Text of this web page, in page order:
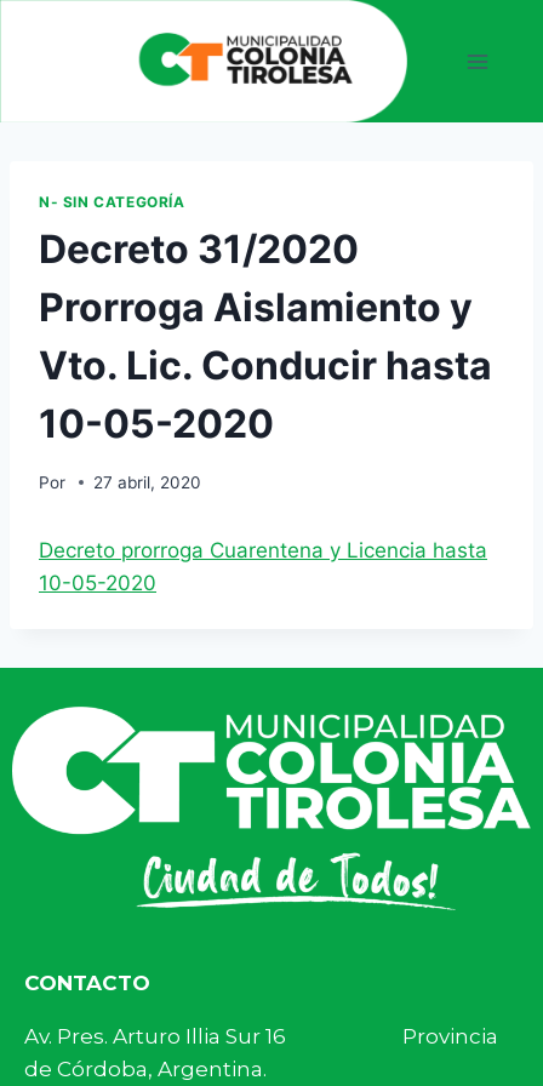
N- SIN CATEGORÍA
Decreto 31/2020
Prorroga Aislamiento y
Vto. Lic. Conducir hasta
10-05-2020
Por 27 abril, 2020
Decreto prorroga Cuarentena y Licencia hasta
10-05-2020
CONTACTO
Av. Pres. Arturo Illia Sur 16 Provincia
de Córdoba, Argentina.